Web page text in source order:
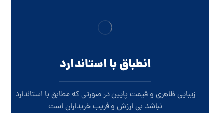
انطباق با استاندارد
زیبایی ظاهری و قیمت پایین در صورتی که مطابق با استاندارد
نباشد بی ارزش و فریب خریداران است